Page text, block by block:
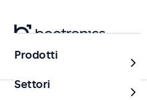
Home
Prodotti
Settori